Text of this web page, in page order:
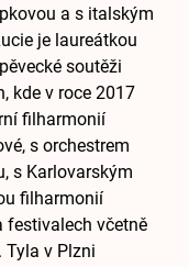
a s italským
je laureátkou
soutěži
kde v roce 2017
filharmonií
s orchestrem
s Karlovarským
filharmonií
festivalech včetně
Tyla v Plzni